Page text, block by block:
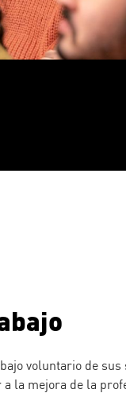
voluntario de sus
la mejora de la